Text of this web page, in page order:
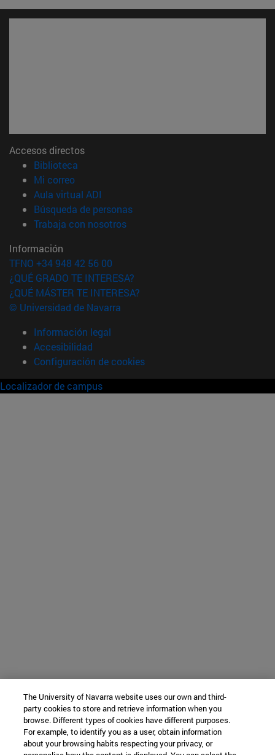
Accesos directos
Biblioteca
Mi correo(abre en nueva ventana)
Aula virtual ADI
Búsqueda de personas(abre en nueva ventana)
Trabaja con nosotros(abre en nueva ventana)
Información
TFNO +34 948 42 56 00
¿QUÉ GRADO TE INTERESA?
¿QUÉ MÁSTER TE INTERESA?
© Universidad de Navarra
Información legal
Accesibilidad
Configuración de cookies
Localizador de campus
The University of Navarra website uses our own and third-
party cookies to store and retrieve information when you
browse. Different types of cookies have different purposes.
For example, to identify you as a user, obtain information
about your browsing habits respecting your privacy, or